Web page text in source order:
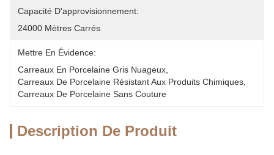
Capacité D'approvisionnement:
24000 Mètres Carrés
Mettre En Évidence:
Carreaux En Porcelaine Gris Nuageux
Carreaux De Porcelaine Résistant Aux Produits Chimiques
Carreaux De Porcelaine Sans Couture
Description De Produit